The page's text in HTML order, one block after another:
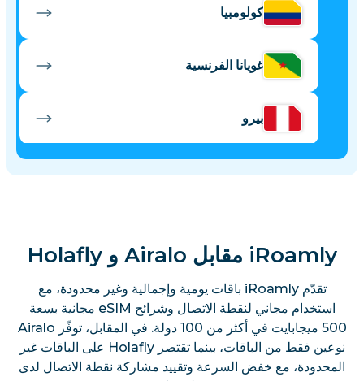
كولومبيا
غويانا الفرنسية
بيرو
iRoamly مقابل Airalo و Holafly
تقدّم iRoamly باقات يومية وإجمالية وغير محدودة، مع
استخدام مجاني لنقطة الاتصال وشرائح eSIM مجانية بسعة
500 ميجابايت في أكثر من 100 دولة. في المقابل، توفّر Airalo
نوعين فقط من الباقات، بينما تقتصر Holafly على الباقات غير
المحدودة، مع خفض السرعة وتقييد مشاركة نقطة الاتصال لدى